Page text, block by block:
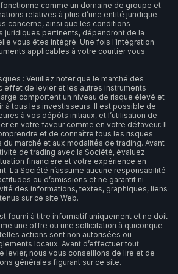
comme un domaine de groupe et
relatives à plus d’une entité juridique.
concerne, ainsi que les conditions
juridiques pertinents, dépendront de la
vous êtes intégré. Une fois l’intégration
applicables à votre courtier vous
: Veuillez noter que le marché des
effet de levier et les autres instruments
comportent un niveau de risque élevé et
à tous les investisseurs. Il est possible de
à vos dépôts initiaux, et l’utilisation de
en votre faveur comme en votre défaveur. Il
et de connaître tous les risques
marché et aux modalités de trading. Avant
de trading avec la Société, évaluez
financière et votre expérience en
La Société n’assume aucune responsabilité
ou d’omissions et ne garantit ni
des informations, textes, graphiques, liens
sur ce site Web.
fourni à titre informatif uniquement et ne doit
une offre ou une sollicitation à quiconque
actions sont non autorisées ou
locaux. Avant d’effectuer tout
levier, nous vous conseillons de lire et de
générales figurant sur ce site.